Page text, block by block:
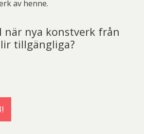
av henne.
när nya konstverk från
tillgängliga?